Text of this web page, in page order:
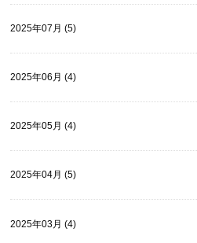
2025年07月 (5)
2025年06月 (4)
2025年05月 (4)
2025年04月 (5)
2025年03月 (4)